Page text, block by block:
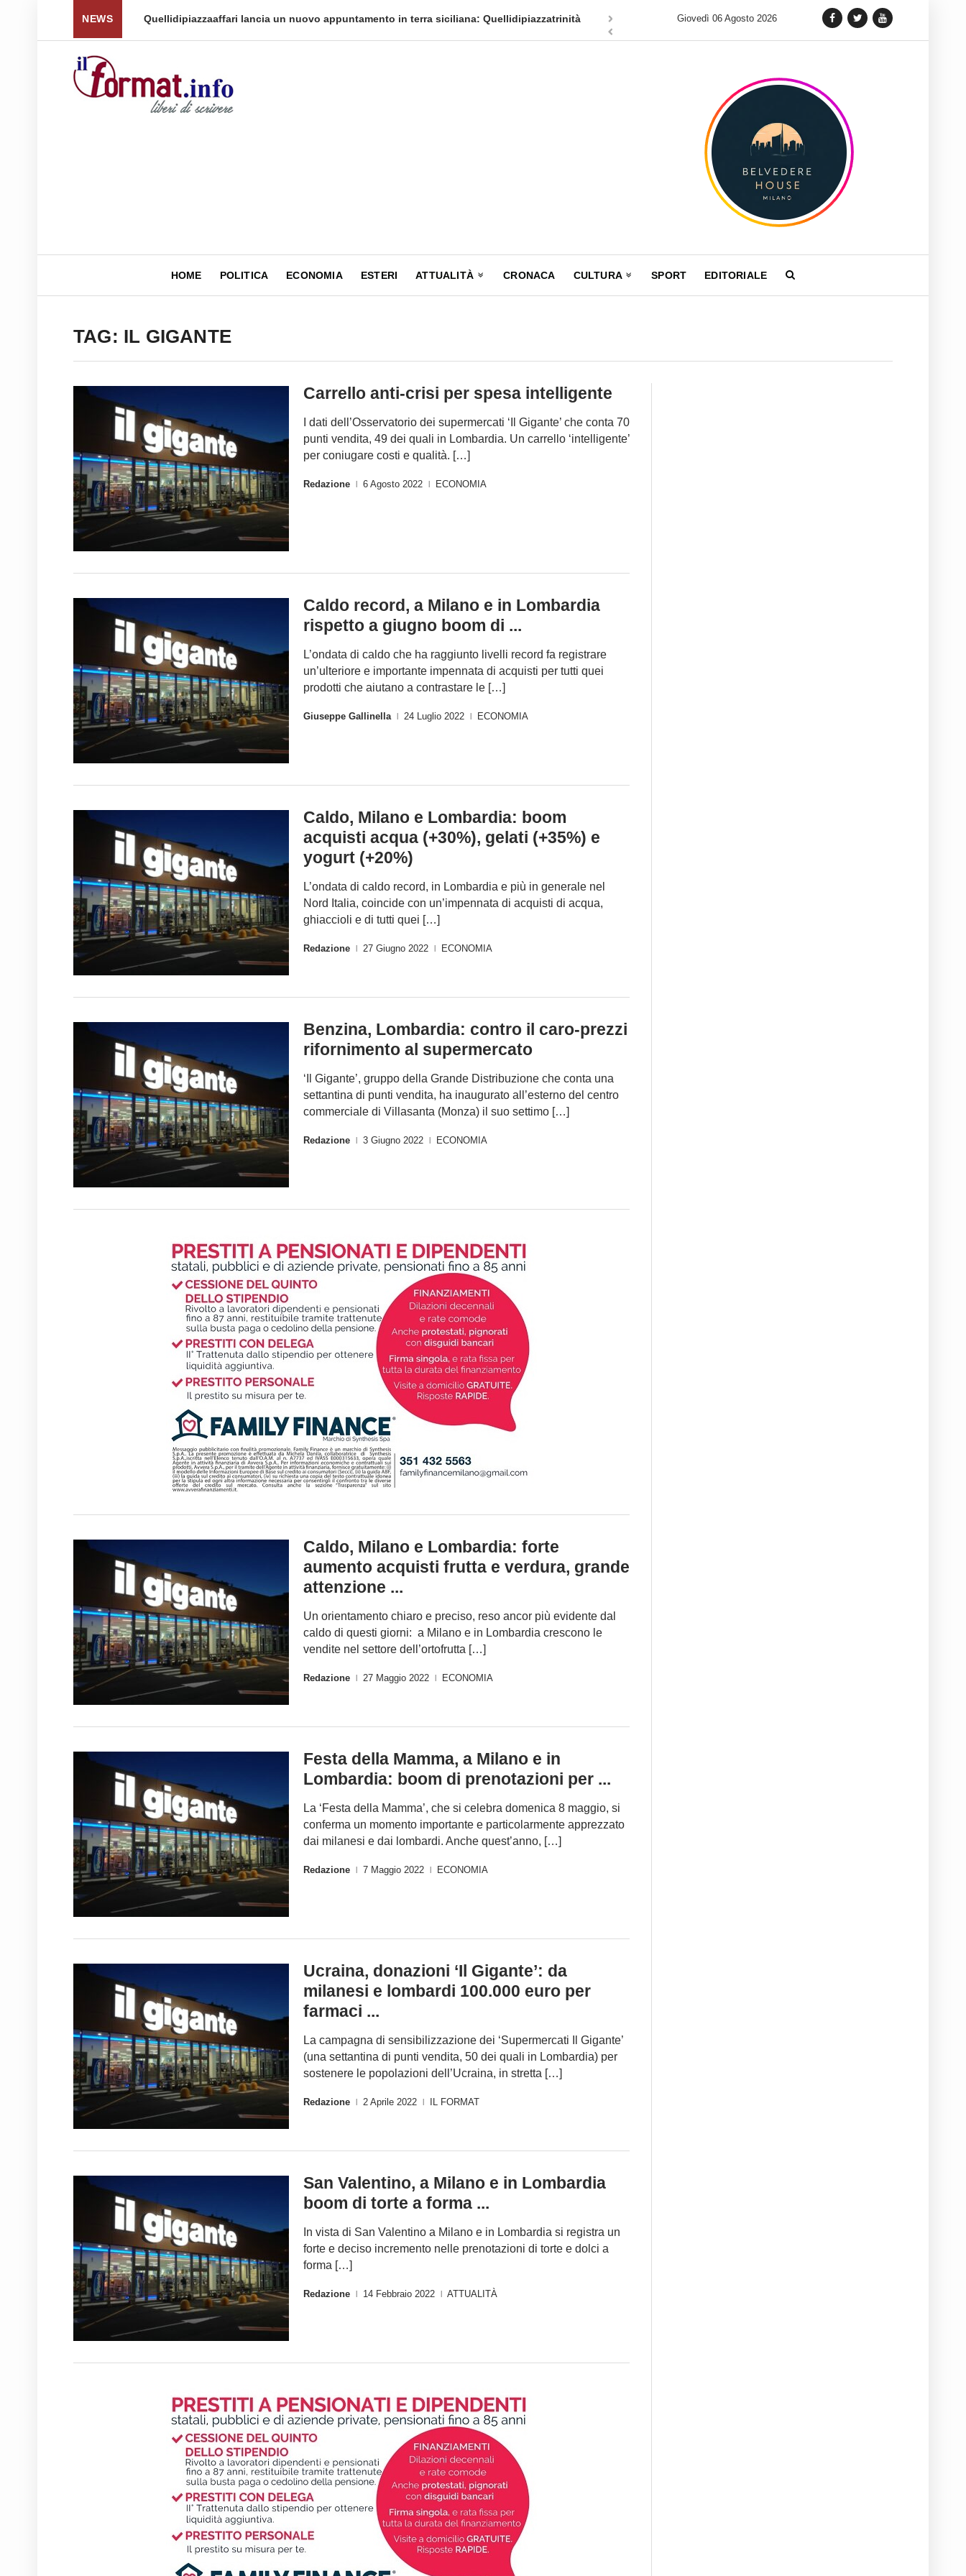
NEWS
per tornare a ... Quellidipiazzaaffari lancia un nuovo appuntamento in terra siciliana: Quellidipiazzatrinità Tag Heuer lancia una variante Limited Edition del Carrera Chronograph in
Giovedì 06 Agosto 2026
HOME POLITICA ECONOMIA ESTERI ATTUALITÀ CRONACA CULTURA SPORT EDITORIALE
TAG: IL GIGANTE
Carrello anti-crisi per spesa intelligente
I dati dell’Osservatorio dei supermercati ‘Il Gigante’ che conta 70
punti vendita, 49 dei quali in Lombardia. Un carrello ‘intelligente’
per coniugare costi e qualità. […]
Redazione 6 Agosto 2022 ECONOMIA
Caldo record, a Milano e in Lombardia
rispetto a giugno boom di ...
L’ondata di caldo che ha raggiunto livelli record fa registrare
un’ulteriore e importante impennata di acquisti per tutti quei
prodotti che aiutano a contrastare le […]
Giuseppe Gallinella 24 Luglio 2022 ECONOMIA
Caldo, Milano e Lombardia: boom
acquisti acqua (+30%), gelati (+35%) e
yogurt (+20%)
L’ondata di caldo record, in Lombardia e più in generale nel
Nord Italia, coincide con un’impennata di acquisti di acqua,
ghiaccioli e di tutti quei […]
Redazione 27 Giugno 2022 ECONOMIA
Benzina, Lombardia: contro il caro-prezzi
rifornimento al supermercato
‘Il Gigante’, gruppo della Grande Distribuzione che conta una
settantina di punti vendita, ha inaugurato all’esterno del centro
commerciale di Villasanta (Monza) il suo settimo […]
Redazione 3 Giugno 2022 ECONOMIA
Caldo, Milano e Lombardia: forte
aumento acquisti frutta e verdura, grande
attenzione ...
Un orientamento chiaro e preciso, reso ancor più evidente dal
caldo di questi giorni: a Milano e in Lombardia crescono le
vendite nel settore dell’ortofrutta […]
Redazione 27 Maggio 2022 ECONOMIA
Festa della Mamma, a Milano e in
Lombardia: boom di prenotazioni per ...
La ‘Festa della Mamma’, che si celebra domenica 8 maggio, si
conferma un momento importante e particolarmente apprezzato
dai milanesi e dai lombardi. Anche quest’anno, […]
Redazione 7 Maggio 2022 ECONOMIA
Ucraina, donazioni ‘Il Gigante’: da
milanesi e lombardi 100.000 euro per
farmaci ...
La campagna di sensibilizzazione dei ‘Supermercati Il Gigante’
(una settantina di punti vendita, 50 dei quali in Lombardia) per
sostenere le popolazioni dell’Ucraina, in stretta […]
Redazione 2 Aprile 2022 IL FORMAT
San Valentino, a Milano e in Lombardia
boom di torte a forma ...
In vista di San Valentino a Milano e in Lombardia si registra un
forte e deciso incremento nelle prenotazioni di torte e dolci a
forma […]
Redazione 14 Febbraio 2022 ATTUALITÀ